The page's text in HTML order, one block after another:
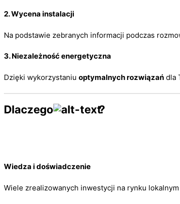
2.Wycena instalacji
Na podstawie zebranych informacji podczas
3.Niezależność energetyczna
Dzięki wykorzystaniu optymalnych rozwiązań dla
Dlaczego ?
Wiedza i doświadczenie
Wiele zrealizowanych inwestycji na rynku